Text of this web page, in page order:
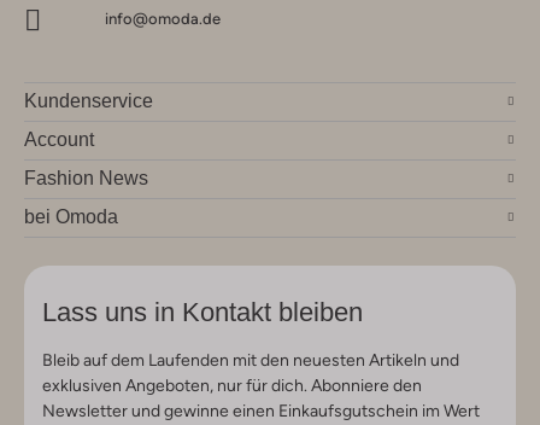
info@omoda.de
Kundenservice
Account
Fashion News
bei Omoda
Lass uns in Kontakt bleiben
Bleib auf dem Laufenden mit den neuesten Artikeln und
exklusiven Angeboten, nur für dich. Abonniere den
Newsletter und gewinne einen Einkaufsgutschein im Wert